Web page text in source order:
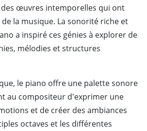
œuvres intemporelles qui ont
la musique. La sonorité riche et
a inspiré ces génies à explorer de
mélodies et structures
le piano offre une palette sonore
au compositeur d'exprimer une
et de créer des ambiances
octaves et les différentes